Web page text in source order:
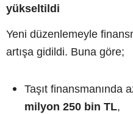
yükseltildi
Yeni düzenlemeyle
artışa gidildi. Buna göre;
Taşıt finansmanında
milyon 250 bin TL,